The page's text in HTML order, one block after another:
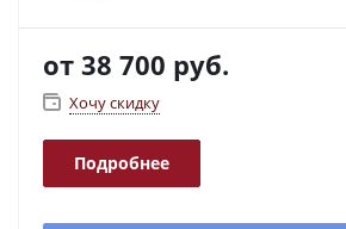
от 38 700 руб.
Хочу скидку
Подробнее